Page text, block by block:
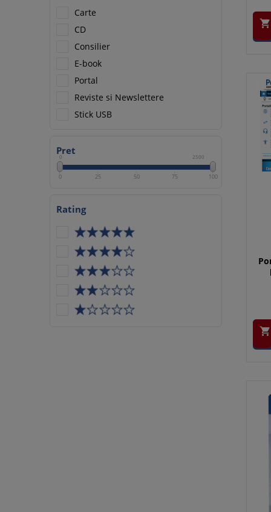
Carte
CD
Consilier
E-book
Portal
Reviste si Newslettere
Stick USB
Pret
0 2500
0 25 50 75 100
Rating

